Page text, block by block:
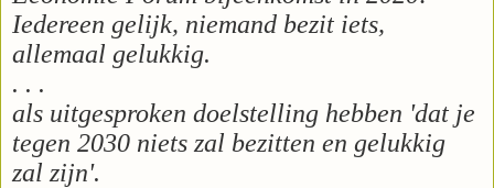
Iedereen gelijk, niemand bezit iets,
allemaal gelukkig.
. . .
als uitgesproken doelstelling hebben 'dat je
tegen 2030 niets zal bezitten en gelukkig
zal zijn'.